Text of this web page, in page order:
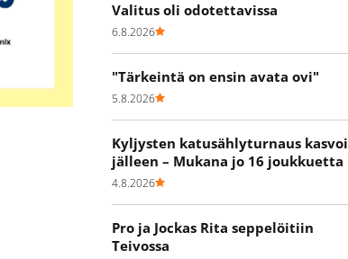
Valitus oli odotettavissa
6.8.2026
"Tärkeintä on ensin avata ovi"
5.8.2026
Kyljysten katusählyturnaus kasvoi
jälleen – Mukana jo 16 joukkuetta
4.8.2026
Pro ja Jockas Rita seppelöitiin
Teivossa